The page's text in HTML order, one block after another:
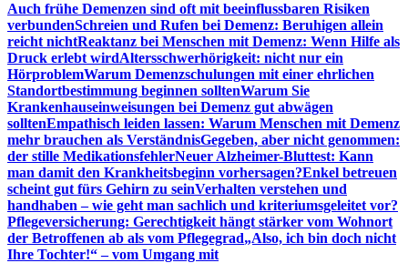
Auch frühe Demenzen sind oft mit beeinflussbaren Risiken
verbundenSchreien und Rufen bei Demenz: Beruhigen allein
reicht nichtReaktanz bei Menschen mit Demenz: Wenn Hilfe als
Druck erlebt wirdAltersschwerhörigkeit: nicht nur ein
HörproblemWarum Demenzschulungen mit einer ehrlichen
Standortbestimmung beginnen solltenWarum Sie
Krankenhauseinweisungen bei Demenz gut abwägen
solltenEmpathisch leiden lassen: Warum Menschen mit Demenz
mehr brauchen als VerständnisGegeben, aber nicht genommen:
der stille MedikationsfehlerNeuer Alzheimer-Bluttest: Kann
man damit den Krankheitsbeginn vorhersagen?Enkel betreuen
scheint gut fürs Gehirn zu seinVerhalten verstehen und
handhaben – wie geht man sachlich und kriteriumsgeleitet vor?
Pflegeversicherung: Gerechtigkeit hängt stärker vom Wohnort
der Betroffenen ab als vom Pflegegrad„Also, ich bin doch nicht
Ihre Tochter!“ – vom Umgang mit